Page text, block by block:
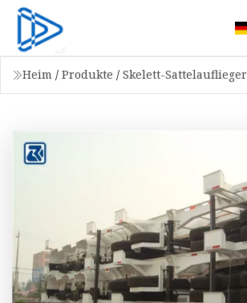
Heim / Produkte / Skelett-Sattelauflieger